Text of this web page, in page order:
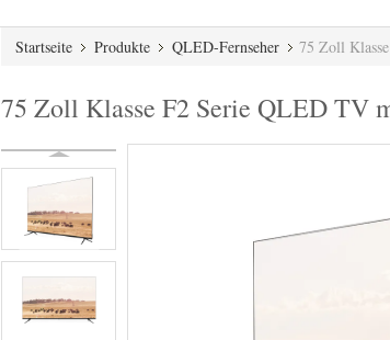
Startseite Produkte QLED-Fernseher 75 Zoll
75 Zoll Klasse F2 Serie QLED TV